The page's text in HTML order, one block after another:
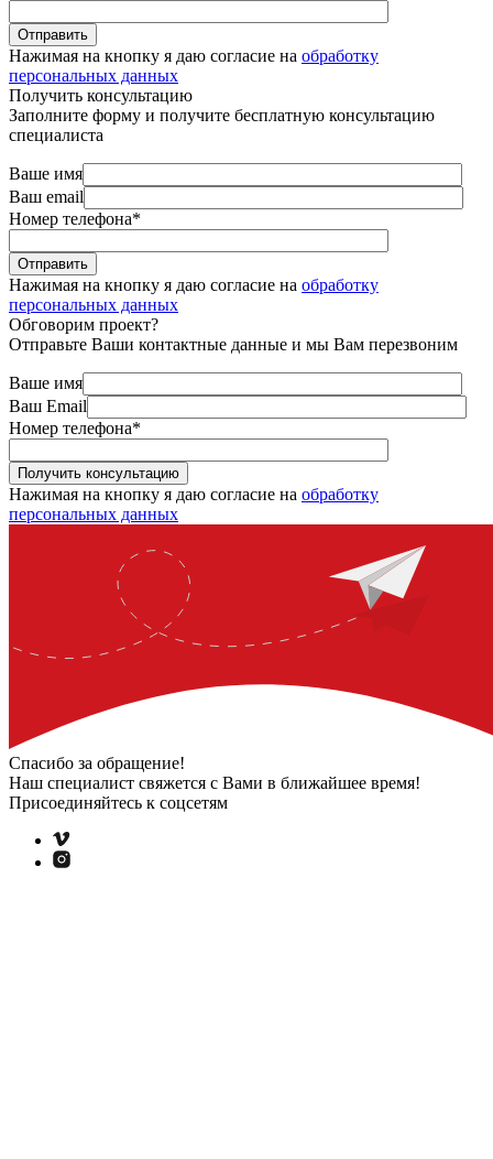
Нажимая на кнопку я даю согласие на обработку
персональных данных
Получить консультацию
Заполните форму и получите бесплатную консультацию
специалиста
Ваше имя
Ваш email
Номер телефона*
Нажимая на кнопку я даю согласие на обработку
персональных данных
Обговорим проект?
Отправьте Ваши контактные данные и мы Вам перезвоним
Ваше имя
Ваш Email
Номер телефона*
Нажимая на кнопку я даю согласие на обработку
персональных данных
Спасибо за обращение!
Наш специалист свяжется с Вами в ближайшее время!
Присоединяйтесь к соцсетям